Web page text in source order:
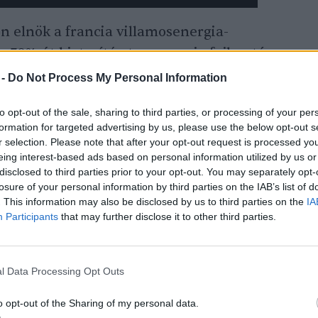
Do Not Process My Personal Information
opt-out of the sale, sharing to third parties, or processing of your
for targeted advertising by us, please use the below opt-out
selection. Please note that after your opt-out request is processed
interest-based ads based on personal information utilized by us
to third parties prior to your opt-out. You may separately
of your personal information by third parties on the IAB’s list of
This information may also be disclosed by us to third parties on the
Participants that may further disclose it to other third parties.
Data Processing Opt Outs
opt-out of the Sharing of my personal data.
elnök a francia villamosenergia-
70%-át biztosító atomenergia fejlesztése
még februárban mondta,„amire az
a francia nukleáris ipar újjászületése”.
atomenergia költségességére és a hozzá
hivatkoznak.